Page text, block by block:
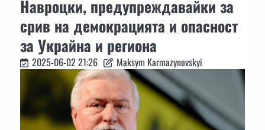
Навроцки, предупреждавайки за
срив на демокрацията и опасност
за Украйна и региона
2025-06-02 21:26 Maksym Karmazynovskyi